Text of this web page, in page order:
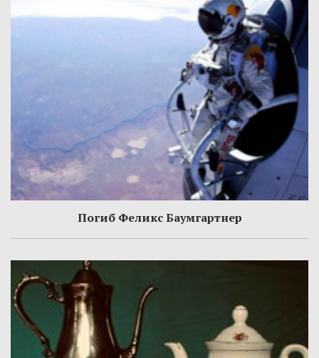
Погиб Феликс Баумгартнер